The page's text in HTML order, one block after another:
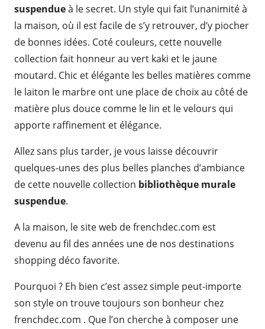
suspendueà le secret. Un style qui fait l’unanimité à
la maison, où il est facile de s’y retrouver, d’y piocher
de bonnes idées. Coté couleurs, cette nouvelle
collection fait honneur au vert kaki et le jaune
moutard. Chic et élégante les belles matières comme
le laiton le marbre ont une place de choix au côté de
matière plus douce comme le lin et le velours qui
apporte raffinement et élégance.
Allez sans plus tarder, je vous laisse découvrir
quelques-unes des plus belles planches d’ambiance
de cette nouvelle collection bibliothèque murale
suspendue.
A la maison, le site web de frenchdec.com est
devenu au fil des années une de nos destinations
shopping déco favorite.
Pourquoi ? Eh bien c’est assez simple peut-importe
son style on trouve toujours son bonheur chez
frenchdec.com . Que l’on cherche à composer une